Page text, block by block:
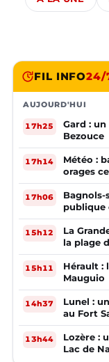
FIL INFO24/
AUJOURD'HUI
17h25
Gard :
Bezouce
17h14
Météo :
orages
17h06
Bagnols-
publique
la mairie
15h12
La
la plage
15h11
Hérault :
Mauguio
14h37
Lunel :
au Fort
13h44
Lozère :
Lac de